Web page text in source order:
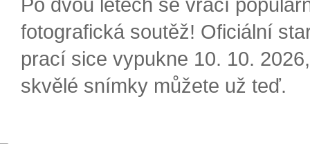
Po dvou letech se vrací
fotografická soutěž! Oficiální
prací sice vypukne 10. 10.
skvělé snímky můžete už teď.